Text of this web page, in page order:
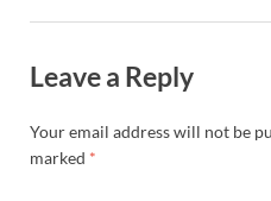
Leave a Reply
Your email address will not be
marked *